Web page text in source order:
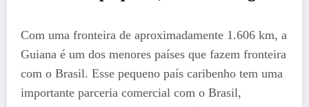
Com uma fronteira de aproximadamente 1.606 km, a
Guiana é um dos menores países que fazem fronteira
com o Brasil. Esse pequeno país caribenho tem uma
importante parceria comercial com o Brasil,